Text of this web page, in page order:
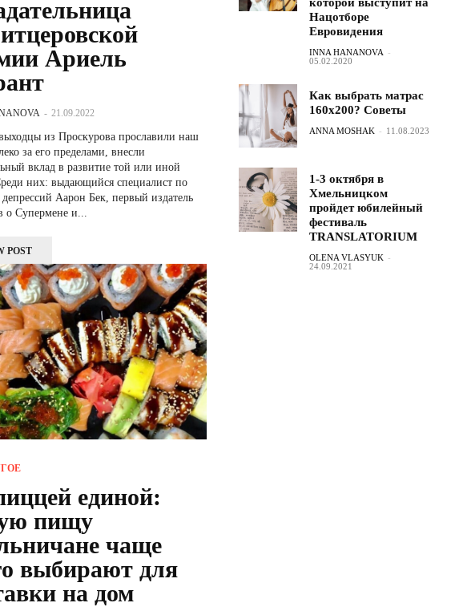
Ариель
- 21.09.2022
из Проскурова прославили наш
за его пределами, внесли
вклад в развитие той или иной
них: выдающийся специалист по
Аарон Бек, первый издатель
о Супермене и...
POST
единой:
пищу
чаще
выбирают для
на дом
Нацотборе
Евровидения
INNA HANANOVA -
05.02.2020
Как выбрать матрас
160х200? Советы
ANNA MOSHAK - 11.08.2023
1-3 октября в
Хмельницком
пройдет юбилейный
фестиваль
TRANSLATORIUM
OLENA VLASYUK -
24.09.2021